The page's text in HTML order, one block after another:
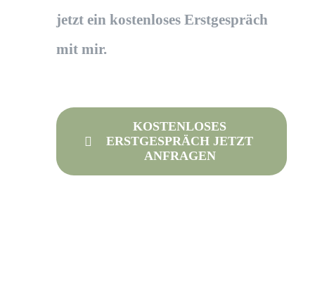
jetzt ein kostenloses Erstgespräch
mit mir.
KOSTENLOSES
ERSTGESPRÄCH JETZT
ANFRAGEN